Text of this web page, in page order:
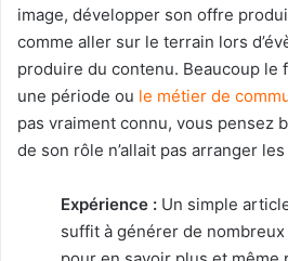
image, développer son offre
comme aller sur le terrain lors
produire du contenu. Beaucoup le
une période ou le métier de
pas vraiment connu, vous pensez
de son rôle n’allait pas arranger
Expérience : Un simple
suffit à générer de